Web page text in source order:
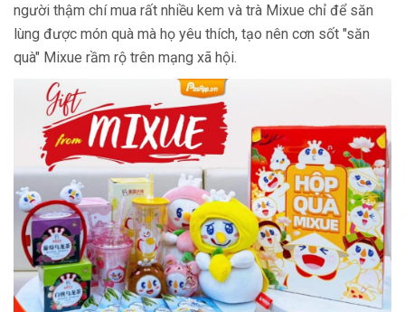
người thậm chí mua rất nhiều kem và trà Mixue chỉ để săn
lùng được món quà mà họ yêu thích, tạo nên cơn sốt "săn
quà" Mixue rầm rộ trên mạng xã hội.